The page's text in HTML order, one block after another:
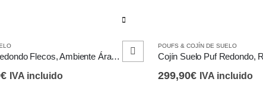
Cojín Suelo Puf Redondo Flecos, Ambiente Árabe Algodón, Reposapiés
€ElIVA incluido
POUFS & COJÍN DE SUELO
299,90€ IVA incluido